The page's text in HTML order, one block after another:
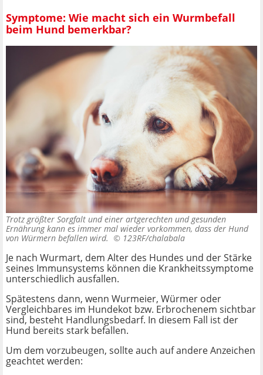
Symptome: Wie macht sich ein Wurmbefall
beim Hund bemerkbar?
Trotz größter Sorgfalt und einer artgerechten und gesunden
Ernährung kann es immer mal wieder vorkommen, dass der Hund
von Würmern befallen wird. © 123RF/chalabala
Je nach Wurmart, dem Alter des Hundes und der Stärke
seines Immunsystems können die Krankheitssymptome
unterschiedlich ausfallen.
Spätestens dann, wenn Wurmeier, Würmer oder
Vergleichbares im Hundekot bzw. Erbrochenem sichtbar
sind, besteht Handlungsbedarf. In diesem Fall ist der
Hund bereits stark befallen.
Um dem vorzubeugen, sollte auch auf andere Anzeichen
geachtet werden: